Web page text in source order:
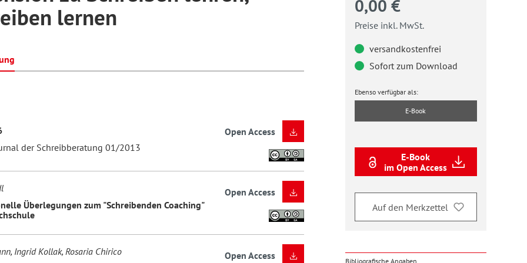
und
für
lernen
der Schreibberatung 01/2013
Open Access
Überlegungen zum "Schreibenden Coaching"
Open Access
Ingrid Kollak, Rosaria Chirico
Open Access
0,00 €
Preise inkl. MwSt.
versandkostenfrei
Sofort zum Download
Ebenso verfügbar als:
E-Book
E-Book
im Open Access
Auf den Merkzettel
Bibliografische Angaben